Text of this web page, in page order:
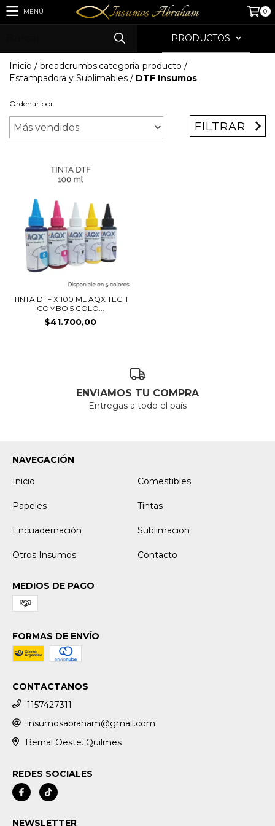
MENÚ 0
PRODUCTOS
Inicio / breadcrumbs.categoria-producto /
Estampadora y Sublimables / DTF Insumos
Ordenar por
FILTRAR
TINTA DTF X 100 ML AQX TECH
COMBO 5 COLO...
$41.700,00
ENVIAMOS TU COMPRA
Entregas a todo el país
NAVEGACIÓN
Inicio
Comestibles
Papeles Tintas
Encuadernación Sublimacion
Otros Insumos Contacto
MEDIOS DE PAGO
FORMAS DE ENVÍO
CONTACTANOS
1157427311
insumosabraham@gmail.com
Bernal Oeste. Quilmes
REDES SOCIALES
NEWSLETTER